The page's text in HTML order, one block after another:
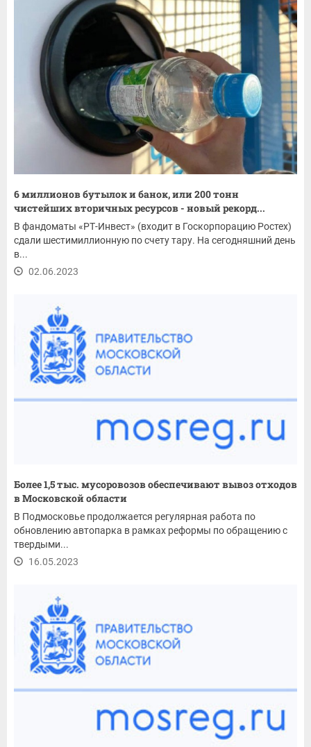
6 миллионов бутылок и банок, или 200 тонн
чистейших вторичных ресурсов - новый рекорд...
В фандоматы «РТ-Инвест» (входит в Госкорпорацию Ростех)
сдали шестимиллионную по счету тару. На сегодняшний день
в...
02.06.2023
Более 1,5 тыс. мусоровозов обеспечивают вывоз отходов
в Московской области
В Подмосковье продолжается регулярная работа по
обновлению автопарка в рамках реформы по обращению с
твердыми...
16.05.2023